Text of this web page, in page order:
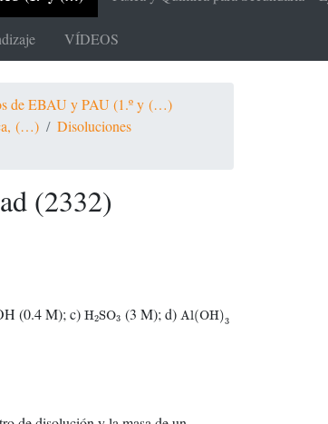
VÍDEOS
de EBAU y PAU (1.º y (…)
(…)
Disoluciones
(2332)
(0.4 M); c) H2SO3
H2SO (3 M); d) Al(OH)3
Al(OH)